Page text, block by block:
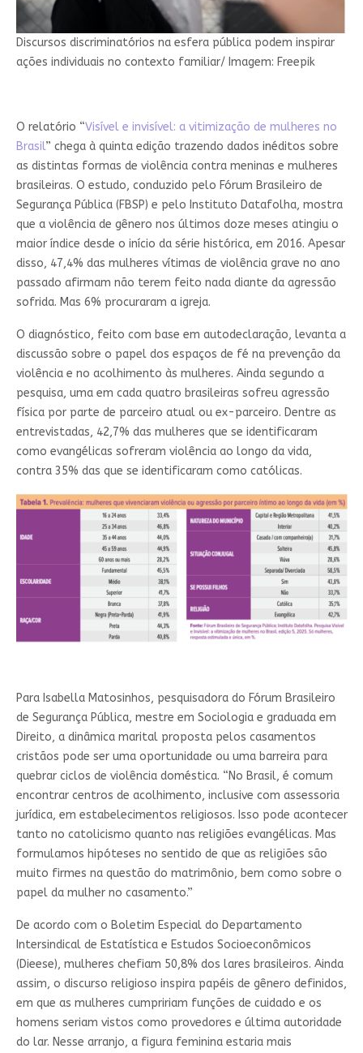
Discursos discriminatórios na esfera pública podem inspirar
ações individuais no contexto familiar/ Imagem: Freepik
O relatório “Visível e invisível: a vitimização de mulheres no
Brasil” chega à quinta edição trazendo dados inéditos sobre
as distintas formas de violência contra meninas e mulheres
brasileiras. O estudo, conduzido pelo Fórum Brasileiro de
Segurança Pública (FBSP) e pelo Instituto Datafolha, mostra
que a violência de gênero nos últimos doze meses atingiu o
maior índice desde o início da série histórica, em 2016. Apesar
disso, 47,4% das mulheres vítimas de violência grave no ano
passado afirmam não terem feito nada diante da agressão
sofrida. Mas 6% procuraram a igreja.
O diagnóstico, feito com base em autodeclaração, levanta a
discussão sobre o papel dos espaços de fé na prevenção da
violência e no acolhimento às mulheres. Ainda segundo a
pesquisa, uma em cada quatro brasileiras sofreu agressão
física por parte de parceiro atual ou ex-parceiro. Dentre as
entrevistadas, 42,7% das mulheres que se identificaram
como evangélicas sofreram violência ao longo da vida,
contra 35% das que se identificaram como católicas.
Para Isabella Matosinhos, pesquisadora do Fórum Brasileiro
de Segurança Pública, mestre em Sociologia e graduada em
Direito, a dinâmica marital proposta pelos casamentos
cristãos pode ser uma oportunidade ou uma barreira para
quebrar ciclos de violência doméstica. “No Brasil, é comum
encontrar centros de acolhimento, inclusive com assessoria
jurídica, em estabelecimentos religiosos. Isso pode acontecer
tanto no catolicismo quanto nas religiões evangélicas. Mas
formulamos hipóteses no sentido de que as religiões são
muito firmes na questão do matrimônio, bem como sobre o
papel da mulher no casamento.”
De acordo com o Boletim Especial do Departamento
Intersindical de Estatística e Estudos Socioeconômicos
(Dieese), mulheres chefiam 50,8% dos lares brasileiros. Ainda
assim, o discurso religioso inspira papéis de gênero definidos,
em que as mulheres cumpririam funções de cuidado e os
homens seriam vistos como provedores e última autoridade
do lar. Nesse arranjo, a figura feminina estaria mais